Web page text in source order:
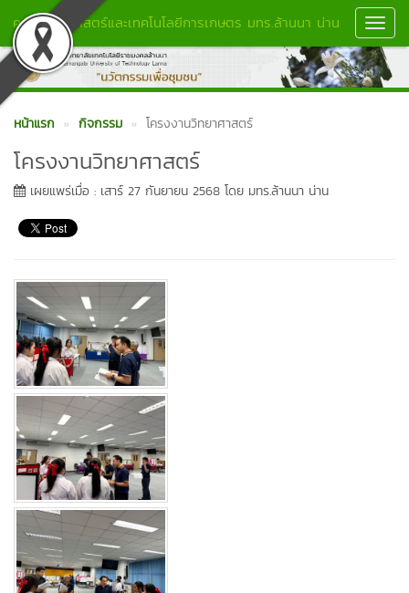
คณะวิทยาศาสตร์และเทคโนโลยีการเกษตร มทร.ล้านนา น่าน
หน้าแรก กิจกรรม โครงงานวิทยาศาสตร์
โครงงานวิทยาศาสตร์
เผยแพร่เมื่อ : เสาร์ 27 กันยายน 2568 โดย มทร.ล้านนา น่าน